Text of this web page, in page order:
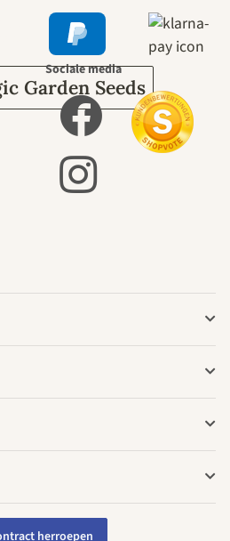
tuin.
Garden Seeds
Sociale media
herroepen